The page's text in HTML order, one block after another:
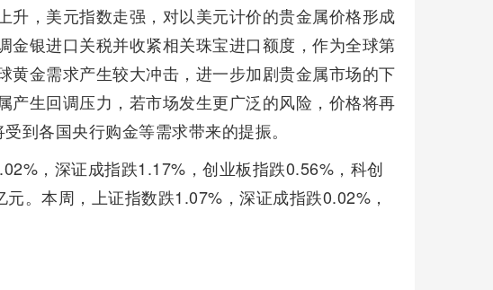
升，美元指数走强，对以美元计价的贵金属价格形成
金银进口关税并收紧相关珠宝进口额度，作为全球第
黄金需求产生较大冲击，进一步加剧贵金属市场的下
产生回调压力，若市场发生更广泛的风险，价格将再
到各国央行购金等需求带来的提振。
，深证成指跌1.17%，创业板指跌0.56%，科创
。本周，上证指数跌1.07%，深证成指跌0.02%，